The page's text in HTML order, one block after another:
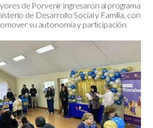
de Porvenir ingresaron al programa
de Desarrollo Social y Familia, con
su autonomía y participación